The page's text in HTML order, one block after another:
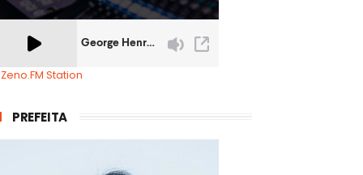
Station
PREFEITA